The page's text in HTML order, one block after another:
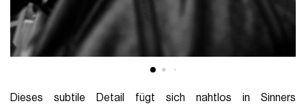
Dieses subtile Detail fügt sich nahtlos in Sinners